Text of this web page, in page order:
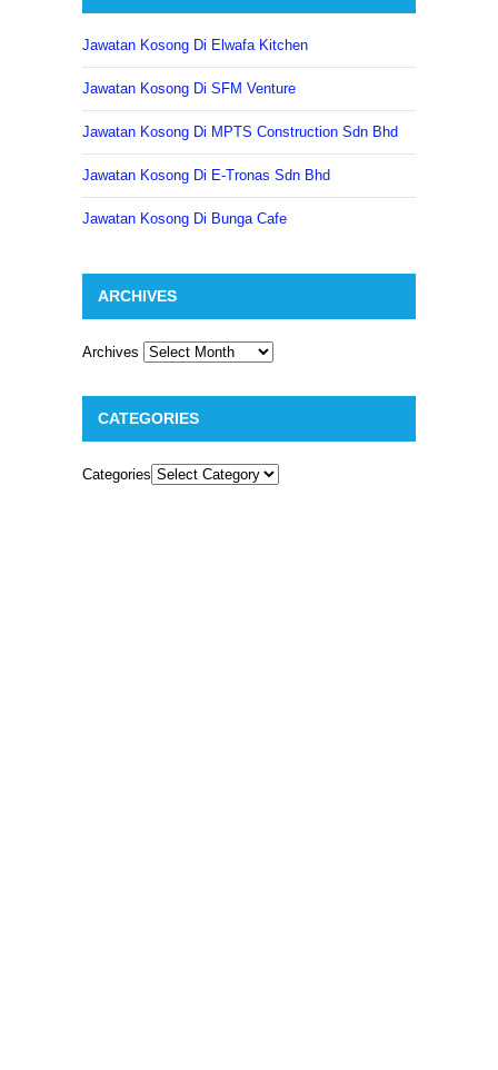
Jawatan Kosong Di Elwafa Kitchen
Jawatan Kosong Di SFM Venture
Jawatan Kosong Di MPTS Construction Sdn Bhd
Jawatan Kosong Di E-Tronas Sdn Bhd
Jawatan Kosong Di Bunga Cafe
ARCHIVES
Archives
CATEGORIES
Categories